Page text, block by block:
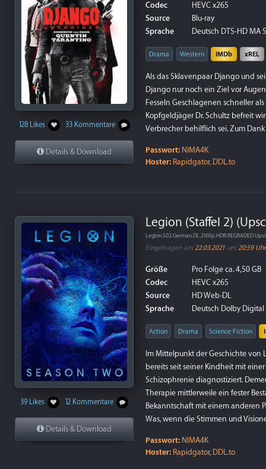
128 Likes 33 Kommentare
Details & Download
Codec
HEVC x265
Source
Blu-ray
Sprache
Deutsch DTS-HD MA
Drama Western IMDb xREL
Als das Sklavenpaar Django und
Django nur noch ein Ziel vor
Fesseln Geschlagenen schneller
Kopfgeldjäger Dr. Schultz befreit
Verbrecher behilflich sei. Zum
Passwort: NIMA4K
Hoster: Rapidgator, DDL.to
39 Likes 12 Kommentare
Details & Download
Legion (Staffel 2)
Eingetragen am 22.03.2021 um 20:59 Uhr
Größe
Pro Folge ca. 4,50 GB
Codec
HEVC x265
Source
HD Web-DL
Sprache
Deutsch Dolby Digital
Action Drama Science Fiction
Im Mittelpunkt der Geschichte von
bereits seit seiner Kindheit mit
Schizophrenie diagnostiziert.
Therapie mittlerweile ein fester
Bekanntschaft mit einem anderen
Was, wenn die Stimmen und
Passwort: NIMA4K
Hoster: Rapidgator, DDL.to